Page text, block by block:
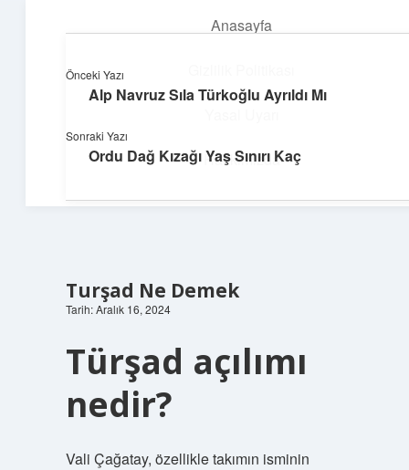
Anasayfa
Hakkımızda
Dijital Dünya Günlüğü
Turşad Ne Demek
Tarih: Aralık 16, 2024
Türşad açılımı
nedir?
Vali Çağatay, özellikle takımın isminin
Önceki Yazı
Alp Navruz Sıla Türkoğlu Ayrıldı Mı
Sonraki Yazı
Ordu Dağ Kızağı Yaş Sınırı Kaç